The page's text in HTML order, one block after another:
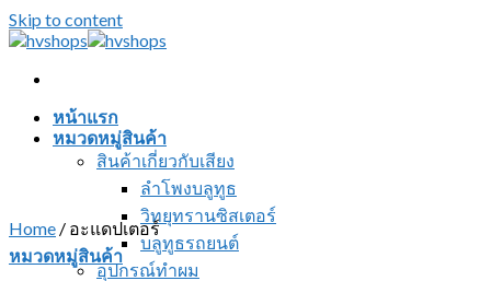
Skip to content
หน้าแรก
หมวดหมู่สินค้า
สินค้าเกี่ยวกับเสียง
ลำโพงบลูทูธ
วิทยุทรานซิสเตอร์
บลูทูธรถยนต์
อุปกรณ์ทำผม
Home / อะแดปเตอร์
หมวดหมู่สินค้า